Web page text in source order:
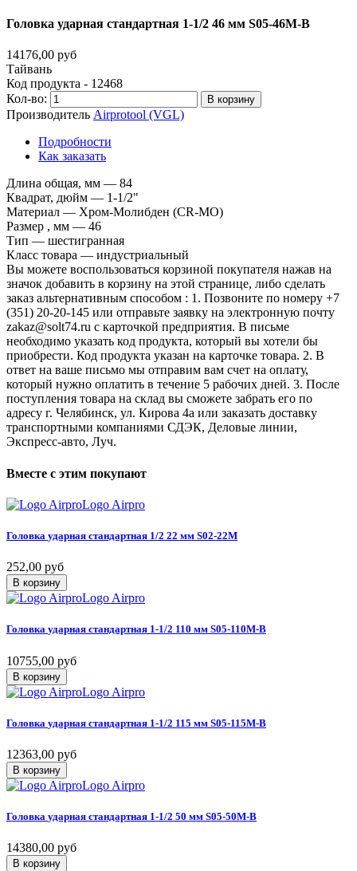
Головка ударная стандартная 1-1/2 46 мм S05-46M-B
14176,00 руб
Тайвань
Код продукта - 12468
Кол-во:
В корзину
Производитель Airprotool (VGL)
Подробности
Как заказать
Длина общая, мм — 84
Квадрат, дюйм — 1-1/2"
Материал — Хром-Молибден (CR-MO)
Размер , мм — 46
Тип — шестигранная
Класс товара — индустриальный
Вы можете воспользоваться корзиной покупателя нажав на
значок добавить в корзину на этой странице, либо сделать
заказ альтернативным способом : 1. Позвоните по номеру +7
(351) 20-20-145 или отправьте заявку на электронную почту
zakaz@solt74.ru с карточкой предприятия. В письме
необходимо указать код продукта, который вы хотели бы
приобрести. Код продукта указан на карточке товара. 2. В
ответ на ваше письмо мы отправим вам счет на оплату,
который нужно оплатить в течение 5 рабочих дней. 3. После
поступления товара на склад вы сможете забрать его по
адресу г. Челябинск, ул. Кирова 4а или заказать доставку
транспортными компаниями СДЭК, Деловые линии,
Экспресс-авто, Луч.
Вместе с этим покупают
Logo Airpro
Головка ударная стандартная 1/2 22 мм S02-22M
252,00 руб
В корзину
Logo Airpro
Головка ударная стандартная 1-1/2 110 мм S05-110M-B
10755,00 руб
В корзину
Logo Airpro
Головка ударная стандартная 1-1/2 115 мм S05-115M-B
12363,00 руб
В корзину
Logo Airpro
Головка ударная стандартная 1-1/2 50 мм S05-50M-B
14380,00 руб
В корзину